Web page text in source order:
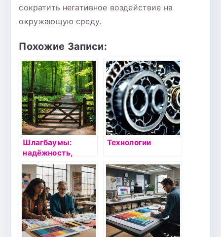
сократить негативное воздействие на
окружающую среду.
Похожие Записи:
Шлагбаумы:
надёжность,
безопасность и
современные
технологии
Технологии